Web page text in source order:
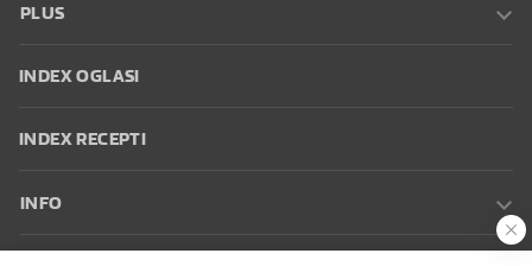
PLUS
INDEX OGLASI
INDEX RECEPTI
INFO